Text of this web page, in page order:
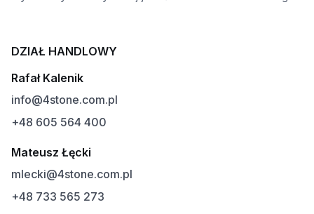
DZIAŁ HANDLOWY
Rafał Kalenik
info@4stone.com.pl
+48 605 564 400
Mateusz Łęcki
mlecki@4stone.com.pl
+48 733 565 273